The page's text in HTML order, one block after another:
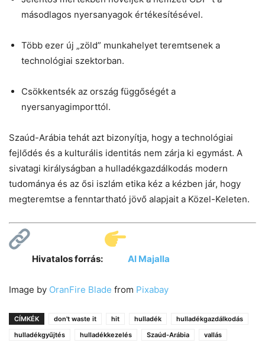
másodlagos nyersanyagok értékesítésével.
Több ezer új „zöld” munkahelyet teremtsenek a
technológiai szektorban.
Csökkentsék az ország függőségét a
nyersanyagimporttól.
Szaúd-Arábia tehát azt bizonyítja, hogy a technológiai
fejlődés és a kulturális identitás nem zárja ki egymást. A
sivatagi királyságban a hulladékgazdálkodás modern
tudománya és az ősi iszlám etika kéz a kézben jár, hogy
megteremtse a fenntartható jövő alapjait a Közel-Keleten.
Hivatalos forrás: Al Majalla
Image by OranFire Blade from Pixabay
CÍMKÉK don't waste it hit hulladék
hulladékgazdálkodás
hulladékgyűjtés
hulladékkezelés Szaúd-Arábia vallás